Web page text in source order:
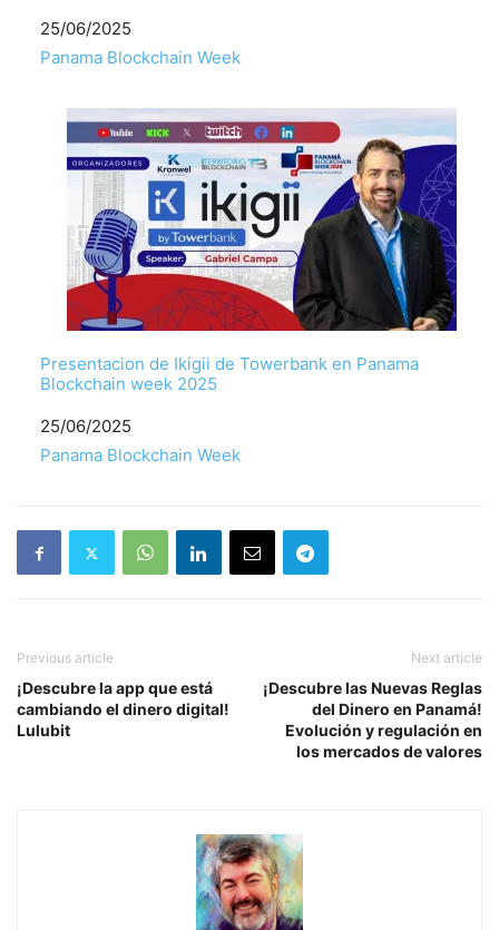
Fecha
25/06/2025
Respecto a
Panama Blockchain Week
Presentacion de Ikigii de Towerbank en Panama
Blockchain week 2025
Fecha
25/06/2025
Respecto a
Panama Blockchain Week
Previous article
¡Descubre la app que está
cambiando el dinero digital!
Lulubit
Next article
¡Descubre las Nuevas Reglas
del Dinero en Panamá!
Evolución y regulación en
los mercados de valores